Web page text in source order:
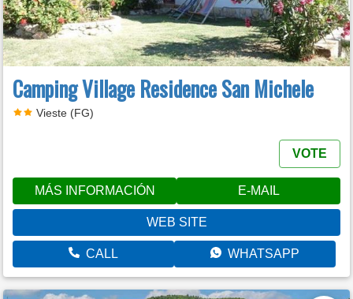
Camping Village Residence San Michele
Vieste (FG)
VOTE
MÁS INFORMACIÓN E-MAIL
WEB SITE
CALL WHATSAPP